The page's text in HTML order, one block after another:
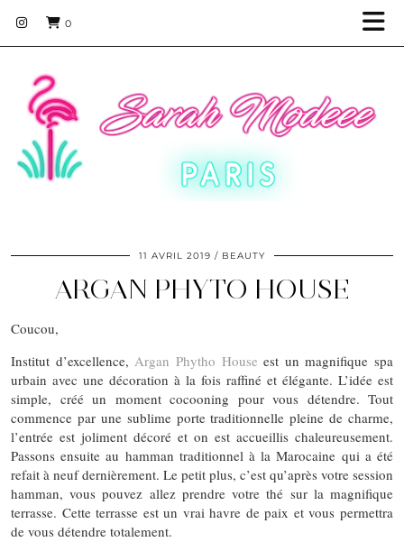
0
11 AVRIL 2019 BEAUTY
ARGAN PHYTO HOUSE
Coucou,
Institut d’excellence,Argan Phytho House est un magnifique spa
urbain avec une décoration à la fois raffiné et élégante. L’idée est
simple, créé un moment cocooning pour vous détendre. Tout
commence par une sublime porte traditionnelle pleine de charme,
l’entrée est joliment décoré et on est accueillis chaleureusement.
Passons ensuite au hamman traditionnel à la Marocaine qui a été
refait à neuf dernièrement. Le petit plus, c’est qu’après votre session
hamman, vous pouvez allez prendre votre thé sur la magnifique
terrasse. Cette terrasse est un vrai havre de paix et vous permettra
de vous détendre totalement.